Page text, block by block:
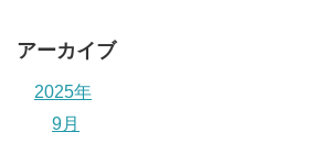
アーカイブ
2025年
9月